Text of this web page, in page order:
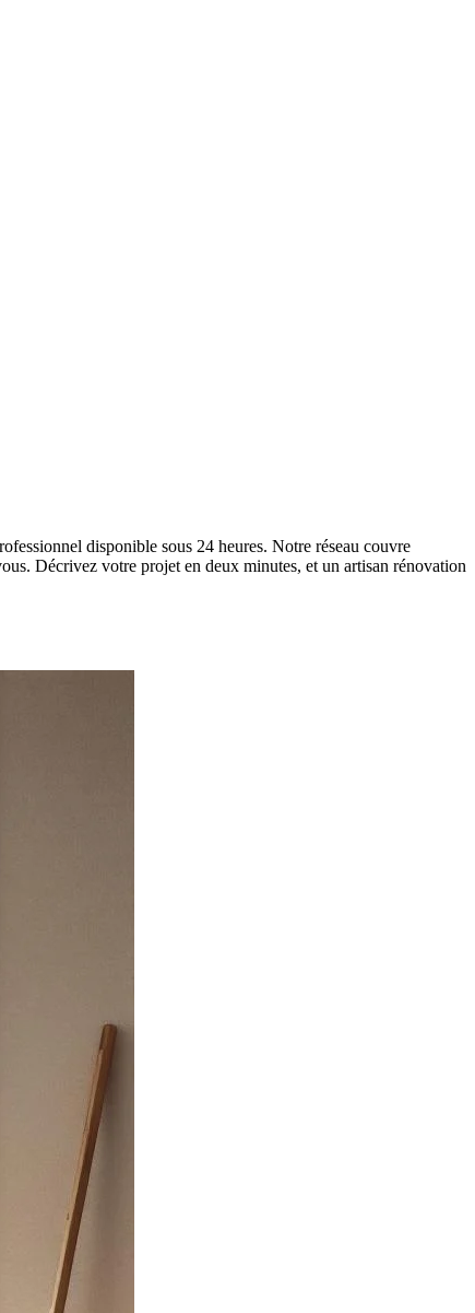
disponible sous 24 heures. Notre réseau couvre
Décrivez votre projet en deux minutes, et un artisan rénovation